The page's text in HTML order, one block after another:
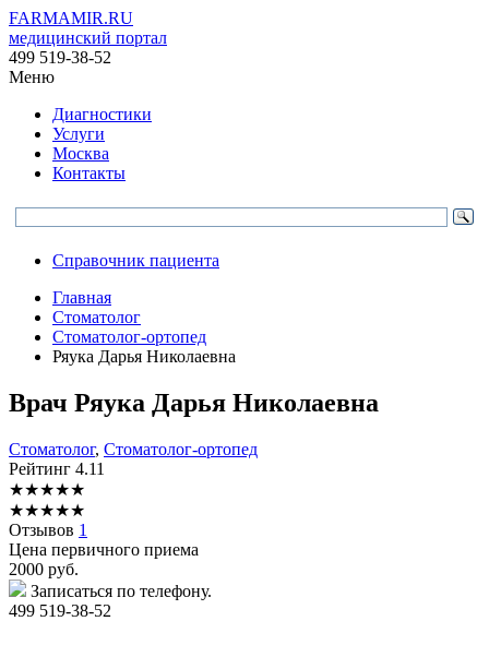
FARMAMIR.RU
медицинский портал
499 519-38-52
Меню
Диагностики
Услуги
Москва
Контакты
Справочник пациента
Главная
Стоматолог
Стоматолог-ортопед
Ряука Дарья Николаевна
Врач Ряука Дарья Николаевна
Стоматолог, Стоматолог-ортопед
Рейтинг 4.11
★★★★★
★★★★★
Отзывов 1
Цена первичного приема
2000 руб.
Записаться по телефону.
499 519-38-52